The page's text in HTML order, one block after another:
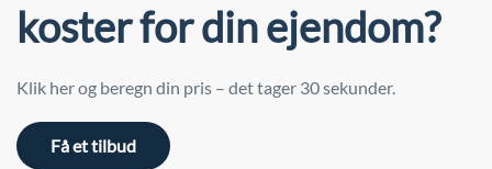
koster for din ejendom?
Klik her og beregn din pris – det tager 30 sekunder.
Få et tilbud